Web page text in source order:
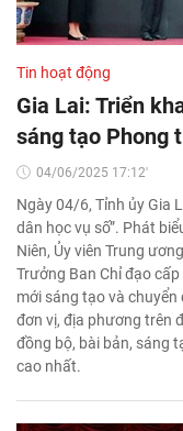
Tin hoạt động
Gia Lai: Triển
sáng tạo Phong
04/06/2025 17:12'
Ngày 04/6, Tỉnh ủy Gia
dân học vụ số”. Phát
Niên, Ủy viên Trung
Trưởng Ban Chỉ đạo
mới sáng tạo và chuyển
đơn vị, địa phương trên
đồng bộ, bài bản, sáng
cao nhất.